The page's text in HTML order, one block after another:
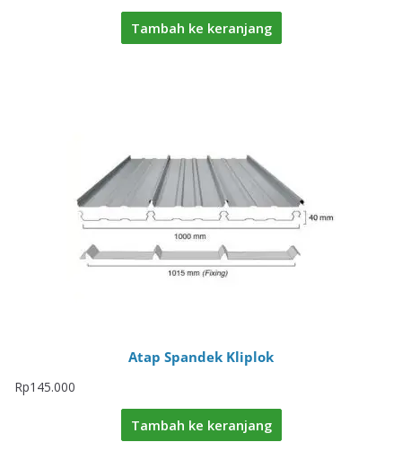
Tambah ke keranjang
Atap Spandek Kliplok
Rp145.000
Tambah ke keranjang